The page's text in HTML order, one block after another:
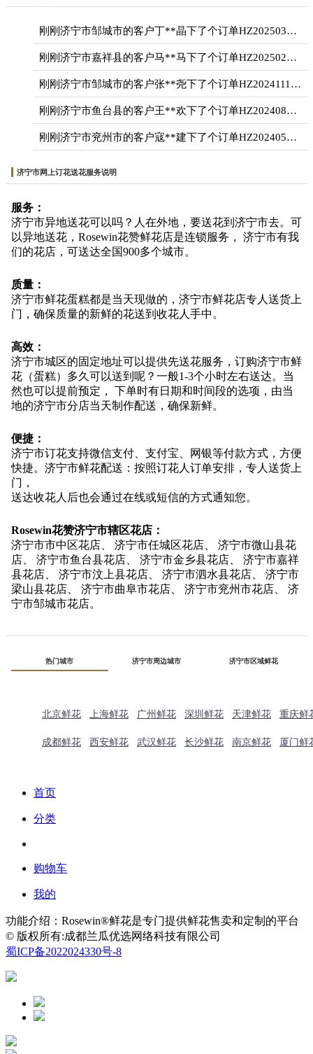
刚刚济宁市邹城市的客户丁**晶下了个订单HZ20250310239***
刚刚济宁市嘉祥县的客户马**马下了个订单HZ20250214468***
刚刚济宁市邹城市的客户张**尧下了个订单HZ20241117102***
刚刚济宁市鱼台县的客户王**欢下了个订单HZ20240810963***
刚刚济宁市兖州市的客户寇**建下了个订单HZ20240521004***
济宁市网上订花送花服务说明
服务：
济宁市异地送花可以吗？人在外地，要送花到济宁市去。可
以异地送花，Rosewin花赞鲜花店是连锁服务， 济宁市有我
们的花店，可送达全国900多个城市。
质量：
济宁市鲜花蛋糕都是当天现做的，济宁市鲜花店专人送货上
门，确保质量的新鲜的花送到收花人手中。
高效：
济宁市城区的固定地址可以提供先送花服务，订购济宁市鲜
花（蛋糕）多久可以送到呢？一般1-3个小时左右送达。当
然也可以提前预定， 下单时有日期和时间段的选项，由当
地的济宁市分店当天制作配送，确保新鲜。
便捷：
济宁市订花支持微信支付、支付宝、网银等付款方式，方便
快捷。济宁市鲜花配送：按照订花人订单安排，专人送货上
门，
送达收花人后也会通过在线或短信的方式通知您。
Rosewin花赞济宁市辖区花店：
济宁市市中区花店、 济宁市任城区花店、 济宁市微山县花
店、 济宁市鱼台县花店、 济宁市金乡县花店、 济宁市嘉祥
县花店、 济宁市汶上县花店、 济宁市泗水县花店、 济宁市
梁山县花店、 济宁市曲阜市花店、 济宁市兖州市花店、 济
宁市邹城市花店。
热门城市 济宁市周边城市 济宁市区域鲜花
北京鲜花 上海鲜花 广州鲜花 深圳鲜花 天津鲜花 重庆鲜
成都鲜花 西安鲜花 武汉鲜花 长沙鲜花 南京鲜花 厦门鲜
首页
分类
购物车
我的
功能介绍：Rosewin®鲜花是专门提供鲜花售卖和定制的平台
© 版权所有:成都兰瓜优选网络科技有限公司
蜀ICP备2022024330号-8